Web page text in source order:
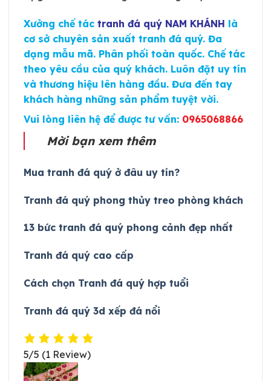
Xưởng chế tác tranh đá quý NAM KHÁNH là
cơ sở chuyên sản xuất tranh đá quý. Đa
dạng mẫu mã. Phân phối toàn quốc. Chế tác
theo yêu cầu của quý khách. Luôn đặt uy tín
và thương hiệu lên hàng đầu. Đưa đến tay
khách hàng những sản phẩm tuyệt vời.
Vui lòng liên hệ để được tư vấn: 0965068866
Mời bạn xem thêm
Mua tranh đá quý ở đâu uy tín?
Tranh đá quý phong thủy treo phòng khách
13 bức tranh đá quý phong cảnh đẹp nhất
Tranh đá quý cao cấp
Cách chọn Tranh đá quý hợp tuổi
Tranh đá quý 3d xếp đá nổi
5/5 (1 Review)